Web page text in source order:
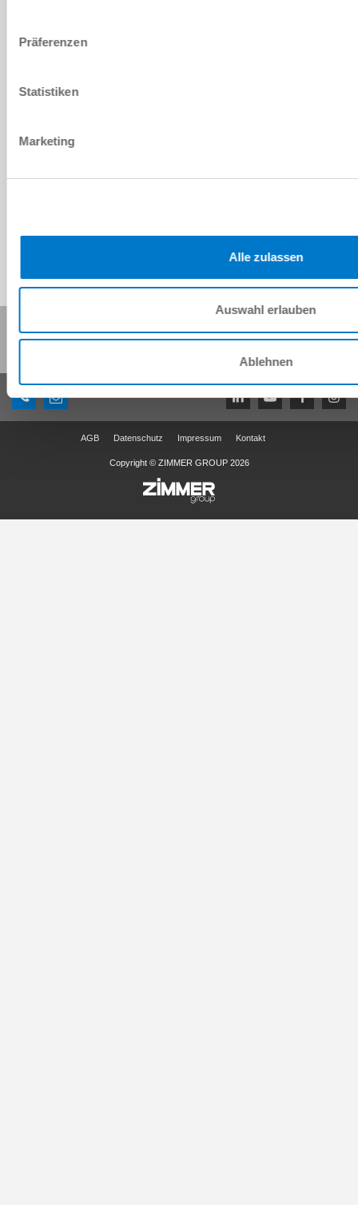
Präferenzen
Statistiken
Marketing
Alle zulassen
Auswahl erlauben
Ablehnen
AGB Datenschutz Impressum Kontakt
Copyright © ZIMMER GROUP 2026